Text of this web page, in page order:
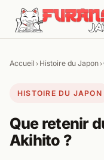
Aller au contenu
Accueil › Histoire du Japon›
HISTOIRE DU JAPON
Que retenir
Akihito ?